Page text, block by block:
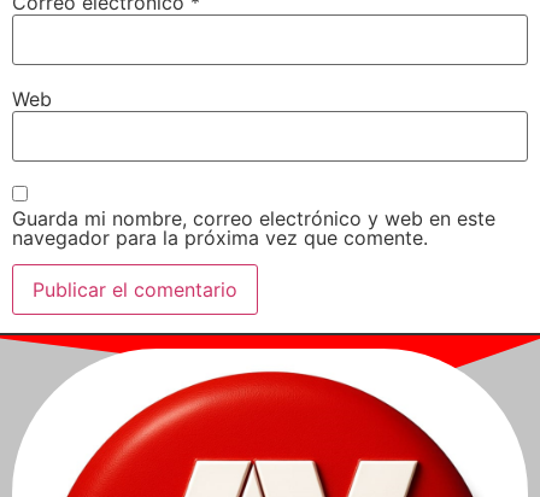
Web
Guarda mi nombre, correo electrónico y web en este
navegador para la próxima vez que comente.